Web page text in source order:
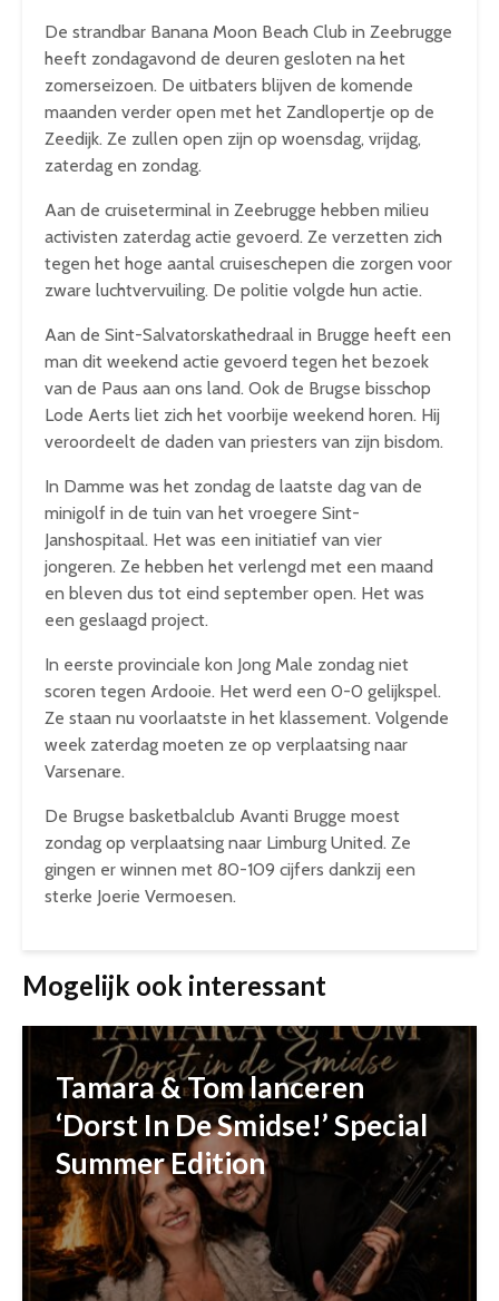
De strandbar Banana Moon Beach Club in Zeebrugge
heeft zondagavond de deuren gesloten na het
zomerseizoen. De uitbaters blijven de komende
maanden verder open met het Zandlopertje op de
Zeedijk. Ze zullen open zijn op woensdag, vrijdag,
zaterdag en zondag.
Aan de cruiseterminal in Zeebrugge hebben milieu
activisten zaterdag actie gevoerd. Ze verzetten zich
tegen het hoge aantal cruiseschepen die zorgen voor
zware luchtvervuiling. De politie volgde hun actie.
Aan de Sint-Salvatorskathedraal in Brugge heeft een
man dit weekend actie gevoerd tegen het bezoek
van de Paus aan ons land. Ook de Brugse bisschop
Lode Aerts liet zich het voorbije weekend horen. Hij
veroordeelt de daden van priesters van zijn bisdom.
In Damme was het zondag de laatste dag van de
minigolf in de tuin van het vroegere Sint-
Janshospitaal. Het was een initiatief van vier
jongeren. Ze hebben het verlengd met een maand
en bleven dus tot eind september open. Het was
een geslaagd project.
In eerste provinciale kon Jong Male zondag niet
scoren tegen Ardooie. Het werd een 0-0 gelijkspel.
Ze staan nu voorlaatste in het klassement. Volgende
week zaterdag moeten ze op verplaatsing naar
Varsenare.
De Brugse basketbalclub Avanti Brugge moest
zondag op verplaatsing naar Limburg United. Ze
gingen er winnen met 80-109 cijfers dankzij een
sterke Joerie Vermoesen.
Mogelijk ook interessant
Tamara & Tom lanceren
‘Dorst In De Smidse!’ Special
Summer Edition